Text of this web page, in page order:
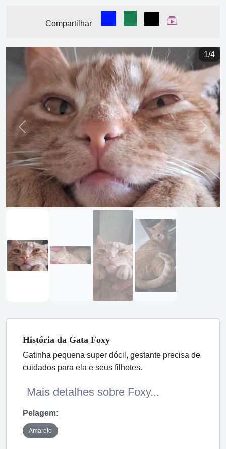
Compartilhar
Compartilhar no Facebook
Compartilhar no
Compartilhar
Ver Web Story
1/4
Previous Next
História da Gata Foxy
Gatinha pequena super dócil, gestante precisa de
cuidados para ela e seus filhotes.
Mais detalhes sobre Foxy...
Pelagem:
Amarelo